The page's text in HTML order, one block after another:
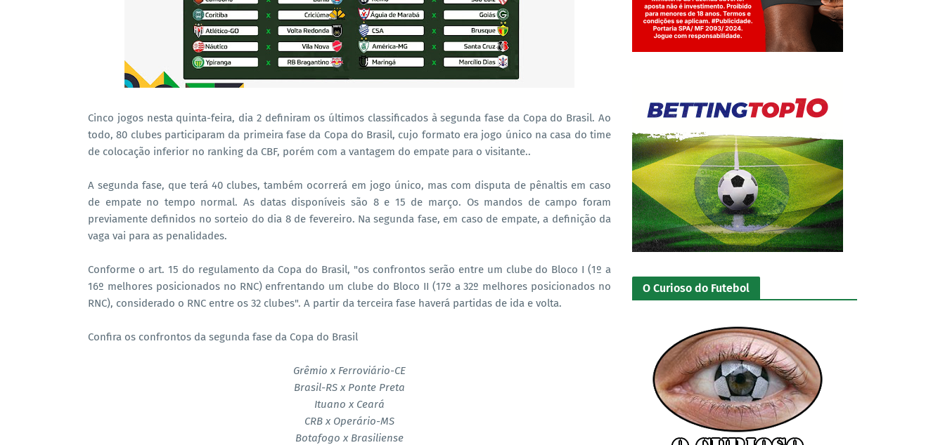
Cinco jogos nesta quinta-feira, dia 2 definiram os últimos classificados à segunda fase da Copa do Brasil. Ao
todo, 80 clubes participaram da primeira fase da Copa do Brasil, cujo formato era jogo único na casa do time
de colocação inferior no ranking da CBF, porém com a vantagem do empate para o visitante..
A segunda fase, que terá 40 clubes, também ocorrerá em jogo único, mas com disputa de pênaltis em caso
de empate no tempo normal. As datas disponíveis são 8 e 15 de março. Os mandos de campo foram
previamente definidos no sorteio do dia 8 de fevereiro. Na segunda fase, em caso de empate, a definição da
vaga vai para as penalidades.
Conforme o art. 15 do regulamento da Copa do Brasil, "os confrontos serão entre um clube do Bloco I (1º a
16º melhores posicionados no RNC) enfrentando um clube do Bloco II (17º a 32º melhores posicionados no
RNC), considerado o RNC entre os 32 clubes". A partir da terceira fase haverá partidas de ida e volta.
Confira os confrontos da segunda fase da Copa do Brasil
Grêmio x Ferroviário-CE
Brasil-RS x Ponte Preta
Ituano x Ceará
CRB x Operário-MS
Botafogo x Brasiliense
Jogue com responsabilidade. 18+
O Curioso do Futebol